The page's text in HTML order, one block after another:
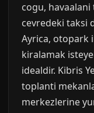
cogu,
cevredeki taksi
Ayrica, otopark
kiralamak
idealdir. Kibris
toplanti
merkezlerine